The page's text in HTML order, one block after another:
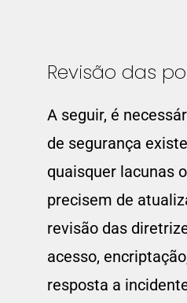
Revisão das
A seguir, é
de segurança
quaisquer lacunas
precisem de
revisão das
acesso,
resposta a